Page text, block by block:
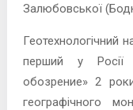
Залюбовської
перший у Росії
обозрение» 2
географічного